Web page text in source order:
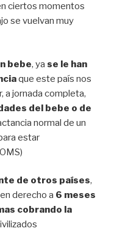
ciertos momentos
se vuelvan muy
bebe, ya se le han
que este país nos
a jornada completa,
del bebe o de
normal de un
estar
de otros países,
derecho a 6 meses
cobrando la